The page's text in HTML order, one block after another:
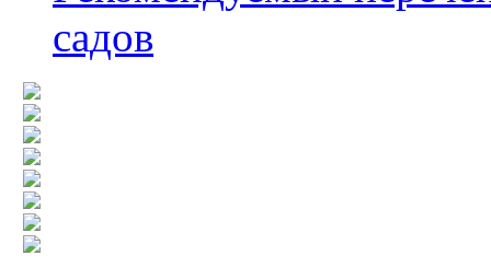
садов